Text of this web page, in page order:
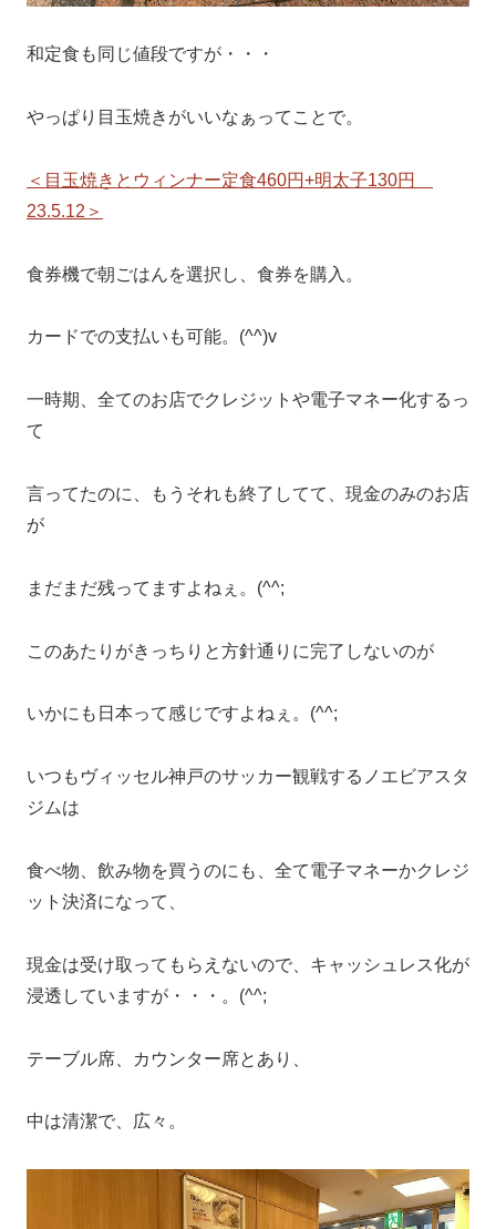
和定食も同じ値段ですが・・・
やっぱり目玉焼きがいいなぁってことで。
＜目玉焼きとウィンナー定食460円+明太子130円
23.5.12＞
食券機で朝ごはんを選択し、食券を購入。
カードでの支払いも可能。(^^)v
一時期、全てのお店でクレジットや電子マネー化するっ
て
言ってたのに、もうそれも終了してて、現金のみのお店
が
まだまだ残ってますよねぇ。(^^;
このあたりがきっちりと方針通りに完了しないのが
いかにも日本って感じですよねぇ。(^^;
いつもヴィッセル神戸のサッカー観戦するノエビアスタ
ジムは
食べ物、飲み物を買うのにも、全て電子マネーかクレジ
ット決済になって、
現金は受け取ってもらえないので、キャッシュレス化が
浸透していますが・・・。(^^;
テーブル席、カウンター席とあり、
中は清潔で、広々。